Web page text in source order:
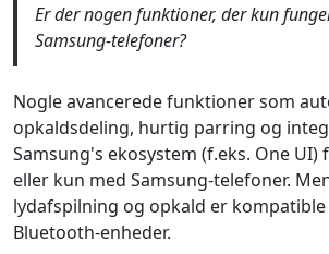
Er der nogen funktioner, der kun
Samsung-telefoner?
Nogle avancerede funktioner som
opkaldsdeling, hurtig parring og
Samsung's ekosystem (f.eks. One
eller kun med Samsung-telefoner.
lydafspilning og opkald er kompatible
Bluetooth-enheder.